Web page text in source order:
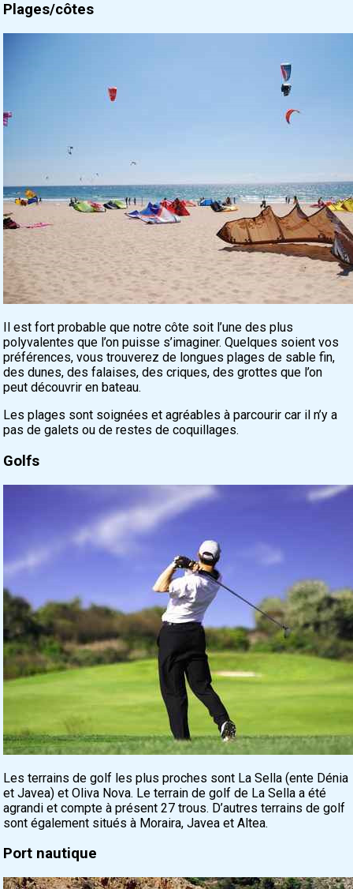
Plages/côtes
Il est fort probable que notre côte soit l’une des plus
polyvalentes que l’on puisse s’imaginer. Quelques soient vos
préférences, vous trouverez de longues plages de sable fin,
des dunes, des falaises, des criques, des grottes que l’on
peut découvrir en bateau.
Les plages sont soignées et agréables à parcourir car il n’y a
pas de galets ou de restes de coquillages.
Golfs
Les terrains de golf les plus proches sont La Sella (ente Dénia
et Javea) et Oliva Nova. Le terrain de golf de La Sella a été
agrandi et compte à présent 27 trous. D’autres terrains de golf
sont également situés à Moraira, Javea et Altea.
Port nautique